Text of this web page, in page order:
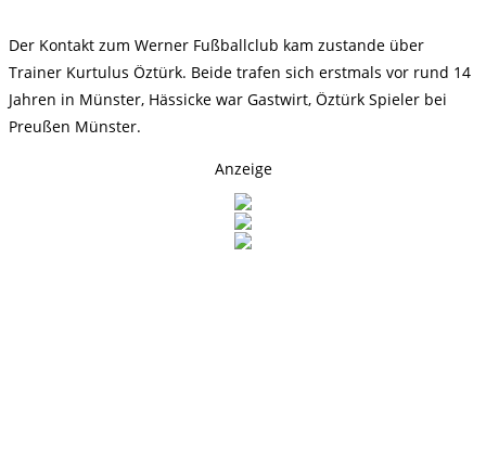
Der Kontakt zum Werner Fußballclub kam zustande über
Trainer Kurtulus Öztürk. Beide trafen sich erstmals vor rund 14
Jahren in Münster, Hässicke war Gastwirt, Öztürk Spieler bei
Preußen Münster.
Anzeige